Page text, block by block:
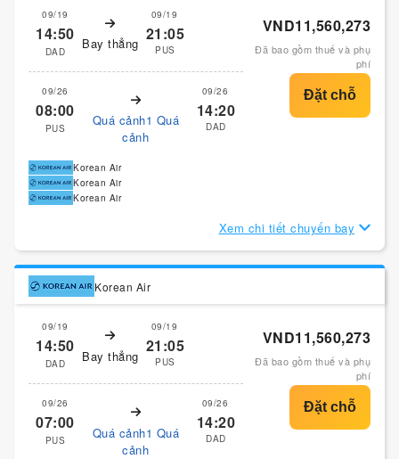
09/19
14:50
DAD Bay thẳng
09/19
21:05
PUS
09/26
08:00
PUS
Quá cảnh1 Quá
cảnh
09/26
14:20
DAD
VND11,560,273
Đã bao gồm thuế và phụ
phí
Korean Air
Korean Air
Korean Air
Xem chi tiết chuyến bay
Korean Air
09/19
14:50
DAD Bay thẳng
09/19
21:05
PUS
09/26
07:00
PUS
Quá cảnh1 Quá
cảnh
09/26
14:20
DAD
VND11,560,273
Đã bao gồm thuế và phụ
phí